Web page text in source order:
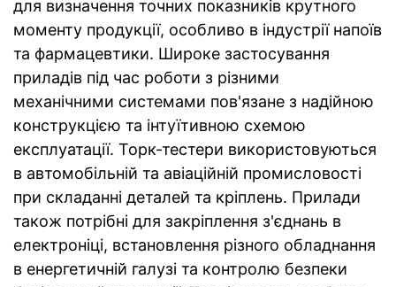
для визначення точних показників крутного
моменту продукції, особливо в індустрії напоїв
та фармацевтики. Широке застосування
приладів під час роботи з різними
механічними системами пов'язане з надійною
конструкцією та інтуїтивною схемою
експлуатації. Торк-тестери використовуються
в автомобільній та авіаційній промисловості
при складанні деталей та кріплень. Прилади
також потрібні для закріплення з'єднань в
електроніці, встановлення різного обладнання
в енергетичній галузі та контролю безпеки